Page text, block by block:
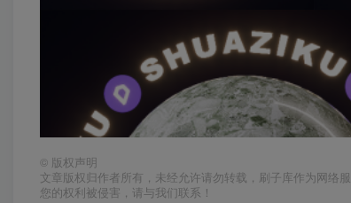
© 版权声明
文章版权归作者所有，未经允许请勿转载，刷子库作为网络
您的权利被侵害，请与我们联系！